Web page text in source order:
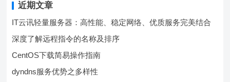
近期文章
IT云讯轻量服务器：高性能、稳定网络、优质服务完美结合
深度了解远程指令的名称及排序
CentOS下载简易操作指南
dyndns服务优势之多样性